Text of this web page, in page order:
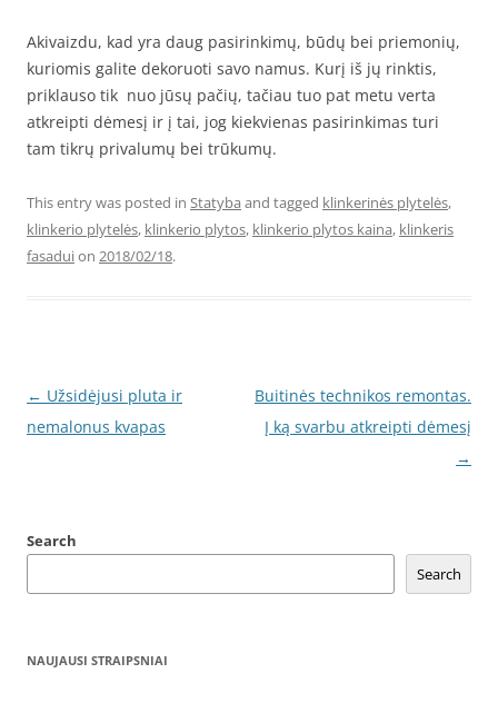
Akivaizdu, kad yra daug pasirinkimų, būdų bei priemonių,
kuriomis galite dekoruoti savo namus. Kurį iš jų rinktis,
priklauso tik nuo jūsų pačių, tačiau tuo pat metu verta
atkreipti dėmesį ir į tai, jog kiekvienas pasirinkimas turi
tam tikrų privalumų bei trūkumų.
This entry was posted in Statyba and tagged klinkerinės plytelės,
klinkerio plytelės, klinkerio plytos, klinkerio plytos kaina, klinkeris
fasaduion 2018/02/18.
Post
navigation
← Užsidėjusi pluta ir
nemalonus kvapas
Buitinės technikos remontas.
Į ką svarbu atkreipti dėmesį
→
Search
Search
NAUJAUSI STRAIPSNIAI